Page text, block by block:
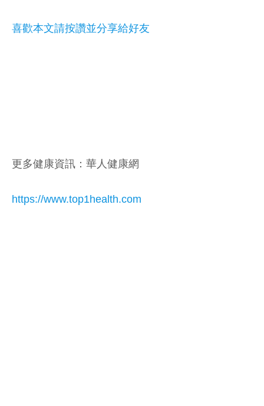
喜歡本文請按讚並分享給好友
更多健康資訊：華人健康網
https://www.top1health.com